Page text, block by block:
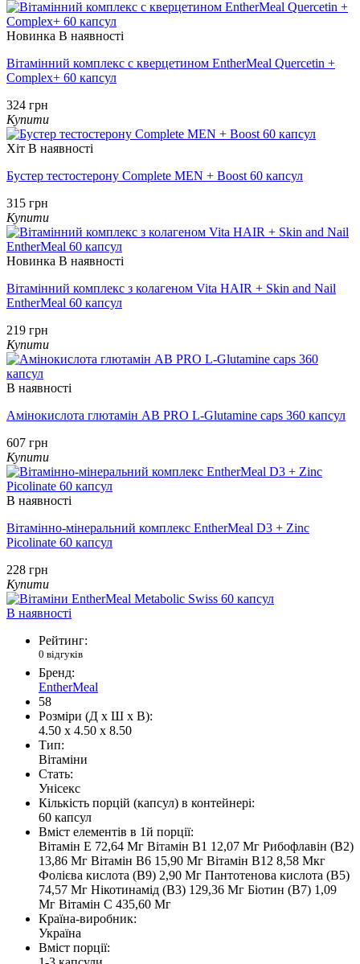
Новинка В наявності
Вітамінний комплекс с кверцетином EntherMeal Quercetin +
Complex+ 60 капсул
324 грн
Купити
Хіт В наявності
Бустер тестостерону Complete MEN + Boost 60 капсул
315 грн
Купити
Новинка В наявності
Вітамінний комплекс з колагеном Vita HAIR + Skin and Nail
EntherMeal 60 капсул
219 грн
Купити
В наявності
Амінокислота глютамін AB PRO L-Glutamine caps 360 капсул
607 грн
Купити
В наявності
Вітамінно-мінеральний комплекс EntherMeal D3 + Zinc
Picolinate 60 капсул
228 грн
Купити
В наявності
Рейтинг:
0 відгуків
Бренд:
EntherMeal
58
Розміри (Д x Ш x В):
4.50 x 4.50 x 8.50
Тип:
Вітаміни
Стать:
Унісекс
Кількість порцій (капсул) в контейнері:
60 капсул
Вміст елементів в 1й порції:
Вітамін Е 72,64 Мг Вітамін В1 12,07 Мг Рибофлавін (В2)
13,86 Мг Вітамін В6 15,90 Мг Вітамін В12 8,58 Мкг
Фолієва кислота (В9) 2,90 Мг Пантотенова кислота (В5)
74,57 Мг Нікотинамід (В3) 129,36 Мг Біотин (В7) 1,09
Мг Вітамін С 435,60 Мг
Країна-виробник:
Україна
Вміст порції: